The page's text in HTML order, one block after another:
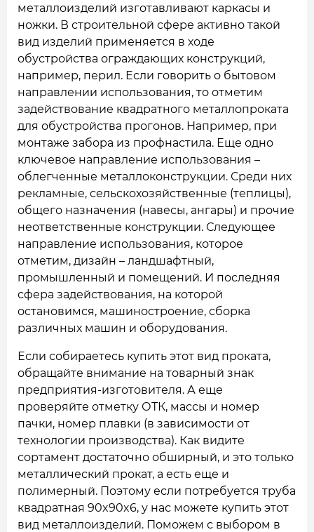
металлоизделий изготавливают каркасы и
ножки. В строительной сфере активно такой
вид изделий применяется в ходе
обустройства ограждающих конструкций,
например, перил. Если говорить о бытовом
направлении использования, то отметим
задействование квадратного металлопроката
для обустройства прогонов. Например, при
монтаже забора из профнастила. Еще одно
ключевое направление использования –
облегченные металлоконструкции. Среди них
рекламные, сельскохозяйственные (теплицы),
общего назначения (навесы, ангары) и прочие
неответственные конструкции. Следующее
направление использования, которое
отметим, дизайн – ландшафтный,
промышленный и помещений. И последняя
сфера задействования, на которой
остановимся, машиностроение, сборка
различных машин и оборудования.
Если собираетесь купить этот вид проката,
обращайте внимание на товарный знак
предприятия-изготовителя. А еще
проверяйте отметку ОТК, массы и номер
пачки, номер плавки (в зависимости от
технологии производства). Как видите
сортамент достаточно обширный, и это только
металлический прокат, а есть еще и
полимерный. Поэтому если потребуется труба
квадратная 90x90x6, у нас можете купить этот
вид металлоизделий. Поможем с выбором в